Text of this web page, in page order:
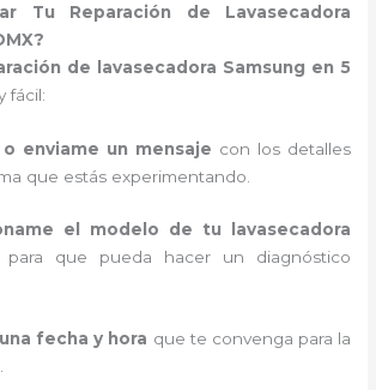
Tu Reparación de Lavasecadora
de lavasecadora Samsung en 5
fácil:
enviame un mensaje con los detalles
que estás experimentando.
el modelo de tu lavasecadora
para que pueda hacer un diagnóstico
fecha y hora que te convenga para la